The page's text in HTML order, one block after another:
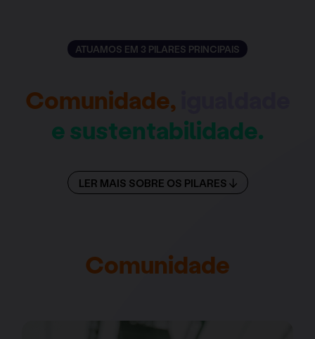
ATUAMOS EM 3 PILARES PRINCIPAIS
Comunidade,
e sustentabilidade.
LER MAIS SOBRE OS PILARES
Comunidade